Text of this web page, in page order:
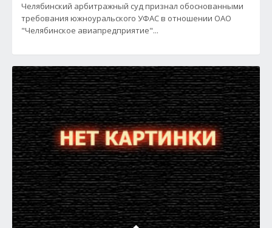
Челябинский арбитражный суд признал обоснованными
требования южноуральского УФАС в отношении ОАО
"Челябинское авиапредприятие"...